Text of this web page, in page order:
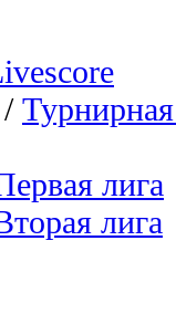
/
лига
лига